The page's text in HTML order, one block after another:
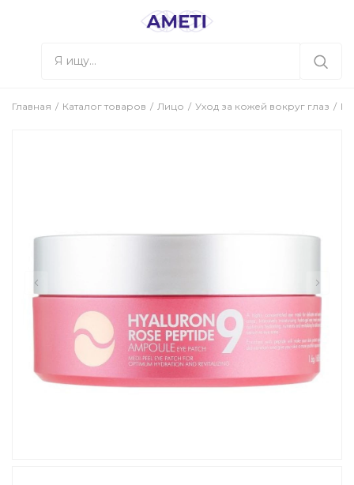
Главная Каталог товаров Лицо Уход за кожей вокруг глаз